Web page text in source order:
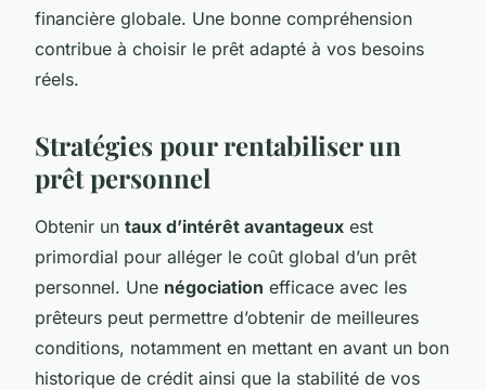
financière globale. Une bonne compréhension
contribue à choisir le prêt adapté à vos besoins
réels.
Stratégies pour rentabiliser un
prêt personnel
Obtenir un taux d’intérêt avantageux est
primordial pour alléger le coût global d’un prêt
personnel. Une négociation efficace avec les
prêteurs peut permettre d’obtenir de meilleures
conditions, notamment en mettant en avant un bon
historique de crédit ainsi que la stabilité de vos